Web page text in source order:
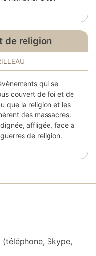
de religion
qui se
couvert de foi et de
que la religion et les
des massacres.
affligée, face à
de religion.
Skype,